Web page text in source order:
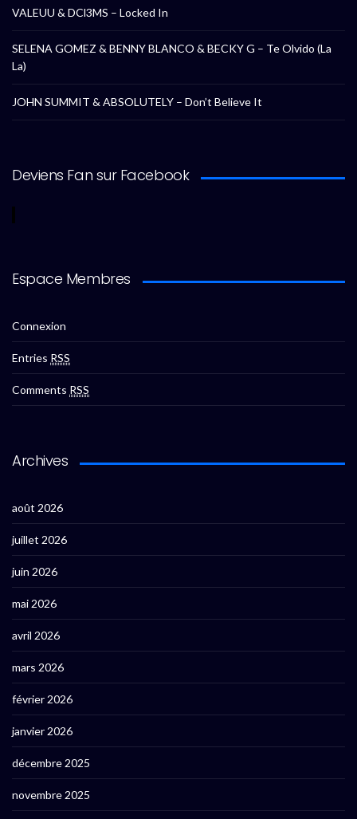
VALEUU & DCl3MS – Locked In
SELENA GOMEZ & BENNY BLANCO & BECKY G – Te Olvido (La
La)
JOHN SUMMIT & ABSOLUTELY – Don’t Believe It
Deviens Fan sur Facebook
Espace Membres
Connexion
Entries RSS
Comments RSS
Archives
août 2026
juillet 2026
juin 2026
mai 2026
avril 2026
mars 2026
février 2026
janvier 2026
décembre 2025
novembre 2025